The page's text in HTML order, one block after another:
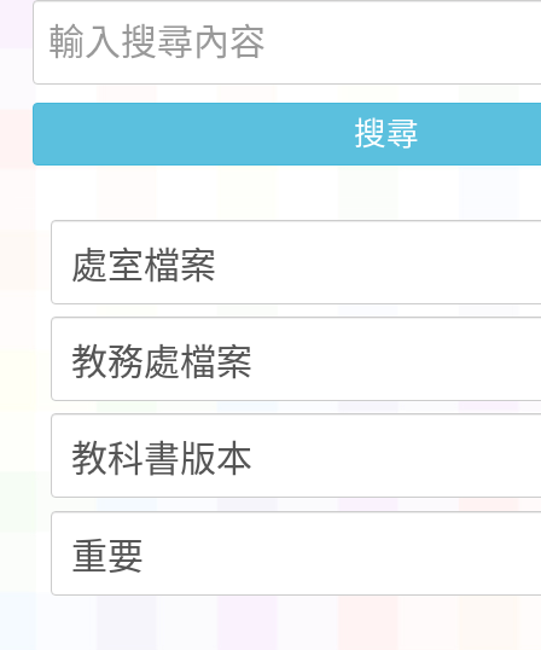
程安排一案
「桃園市補助參觀特色
展演活動實施計畫」
社團法人中華民國畫
會」之「藝術教育日」
第2次招考代課鐘點教
告(採1次公告分次招考)
115 年度兒童課後照顧
0 小時業訓練課程
轉知本市體育總會划船
「115年桃園市運動會
錦標賽」海洋艇及
域)，申請變更地點
「114-115年度
計畫」公費接種對象擴
115學年度迎新活動暨
會活動流程表
函轉桃園市童軍會辦理
搜尋